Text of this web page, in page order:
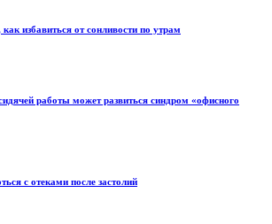
избавиться от сонливости по утрам
работы может развиться синдром «офисного
с отеками после застолий